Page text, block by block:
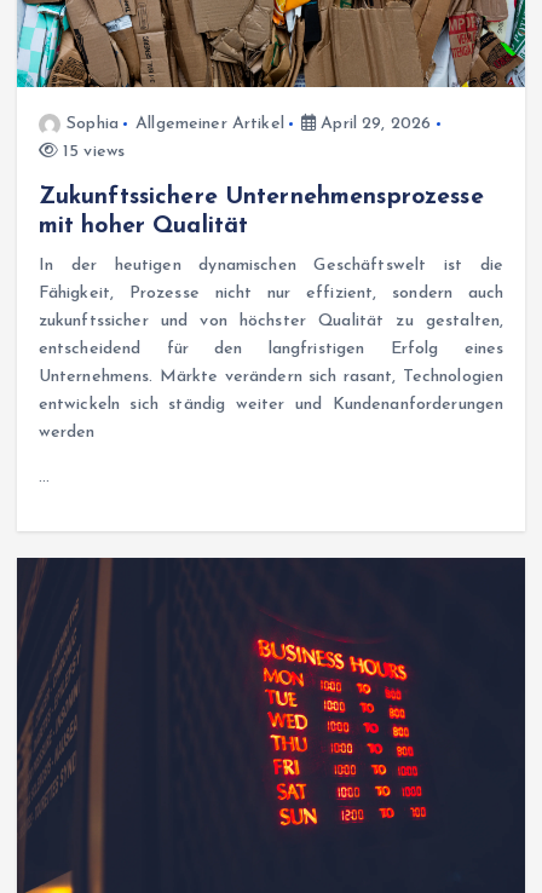
Sophia Allgemeiner Artikel
April 29, 2026
15 views
Zukunftssichere Unternehmensprozesse
mit hoher Qualität
In der heutigen dynamischen Geschäftswelt ist die
Fähigkeit, Prozesse nicht nur effizient, sondern auch
zukunftssicher und von höchster Qualität zu gestalten,
entscheidend für den langfristigen Erfolg eines
Unternehmens. Märkte verändern sich rasant, Technologien
entwickeln sich ständig weiter und Kundenanforderungen
werden
…